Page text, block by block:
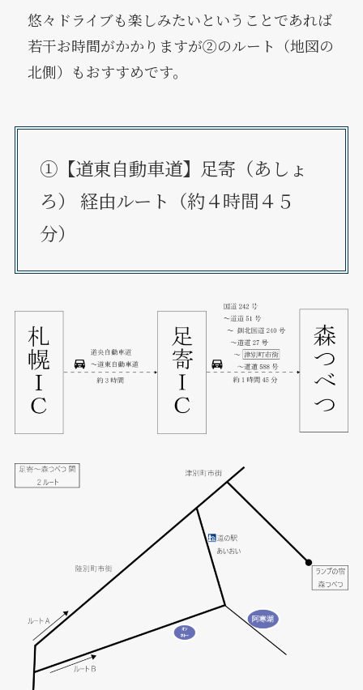
悠々ドライブも楽しみたいということであれば
若干お時間がかかりますが②のルート（地図の
北側）もおすすめです。
①【道東自動車道】足寄（あしょ
ろ） 経由ルート（約４時間４５
分）